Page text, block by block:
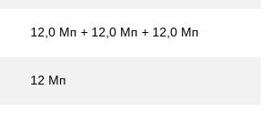
12,0 Мп + 12,0 Мп + 12,0 Мп
12 Мп